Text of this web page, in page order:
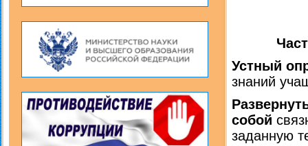
Устный
знаний
собой
заданную